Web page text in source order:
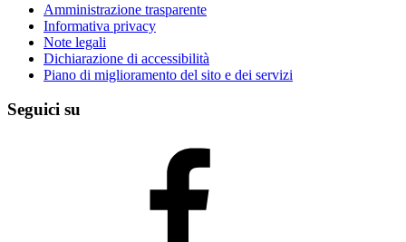
Amministrazione trasparente
Informativa privacy
Note legali
Dichiarazione di accessibilità
Piano di miglioramento del sito e dei servizi
Seguici su